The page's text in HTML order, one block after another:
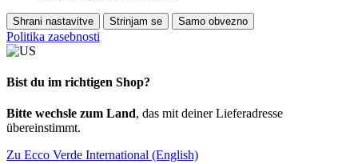
Shrani nastavitve Strinjam se Samo obvezno
Politika zasebnosti
Bist du im richtigen Shop?
Bitte wechsle zum Land, das mit deiner Lieferadresse
übereinstimmt.
Zu Ecco Verde International (English)